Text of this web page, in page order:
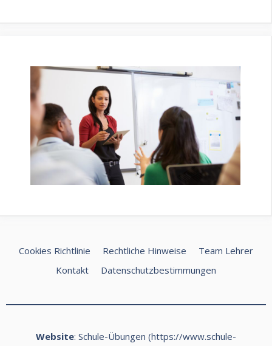
Cookies Richtlinie Rechtliche Hinweise
Team Lehrer
Kontakt
Datenschutzbestimmungen
Website: Schule-Übungen (https://www.schule-